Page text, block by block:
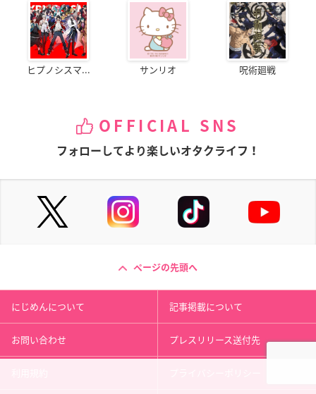
ヒプノシスマ... サンリオ 呪術廻戦
OFFICIAL SNS
フォローしてより楽しいオタクライフ！
ページの先頭へ
にじめんについて 記事掲載について
お問い合わせ プレスリリース送付先